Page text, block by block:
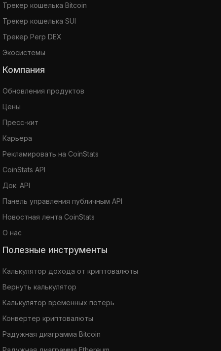
Трекер кошелька Bitcoin
Трекер кошелька SUI
Трекер Perp DEX
Экосистемы
Компания
Обновления продуктов
Цены
Пресс-кит
Карьера
Рекламировать на CoinStats
CoinStats API
Док. API
Панель управления публичным API
Новостная лента CoinStats
О нас
Полезные инструменты
Калькулятор дохода от криптовалюты
Вернуть калькулятор
Калькулятор временных потерь
Конвертер криптовалюты
Радужная диаграмма Bitcoin